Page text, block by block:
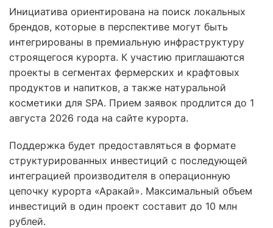
Инициатива ориентирована на поиск локальных
брендов, которые в перспективе могут быть
интегрированы в премиальную инфраструктуру
строящегося курорта. К участию приглашаются
проекты в сегментах фермерских и крафтовых
продуктов и напитков, а также натуральной
косметики для SPA. Прием заявок продлится до 1
августа 2026 года на сайте курорта.
Поддержка будет предоставляться в формате
структурированных инвестиций с последующей
интеграцией производителя в операционную
цепочку курорта «Аракай». Максимальный объем
инвестиций в один проект составит до 10 млн
рублей.